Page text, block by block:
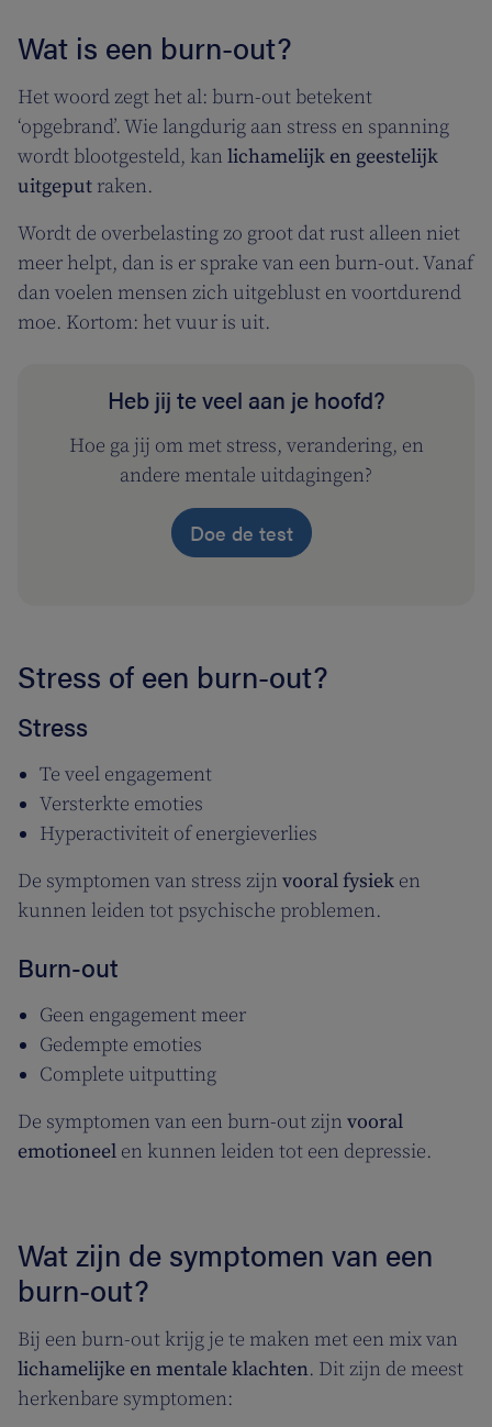
Wat is een burn-out?
Het woord zegt het al: burn-out betekent
‘opgebrand’. Wie langdurig aan stress en spanning
wordt blootgesteld, kan lichamelijk en geestelijk
uitgeput raken.
Wordt de overbelasting zo groot dat rust alleen niet
meer helpt, dan is er sprake van een burn-out. Vanaf
dan voelen mensen zich uitgeblust en voortdurend
moe. Kortom: het vuur is uit.
Heb jij te veel aan je hoofd?
Hoe ga jij om met stress, verandering, en
andere mentale uitdagingen?
Doe de test
Stress of een burn-out?
Stress
Te veel engagement
Versterkte emoties
Hyperactiviteit of energieverlies
De symptomen van stress zijn vooral fysiek en
kunnen leiden tot psychische problemen.
Burn-out
Geen engagement meer
Gedempte emoties
Complete uitputting
De symptomen van een burn-out zijn vooral
emotioneel en kunnen leiden tot een depressie.
Wat zijn de symptomen van een
burn-out?
Bij een burn-out krijg je te maken met een mix van
lichamelijke en mentale klachten. Dit zijn de meest
herkenbare symptomen: